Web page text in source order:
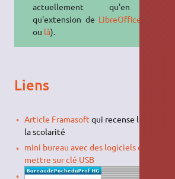
actuellement qu'en tant
qu'extension de LibreOffice
ou là).
Liens
Article Framasoft qui recense les
la scolarité
mini bureau avec des logiciels d'histoire-
mettre sur clé USB